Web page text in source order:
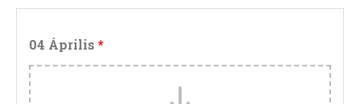
04 Április